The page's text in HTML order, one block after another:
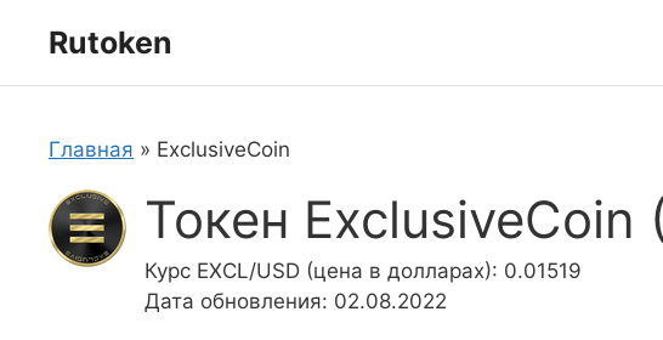
Rutoken
Главная » ExclusiveCoin
Токен ExclusiveCoin
Курс EXCL/USD (цена в долларах): 0.01519
Дата обновления: 02.08.2022